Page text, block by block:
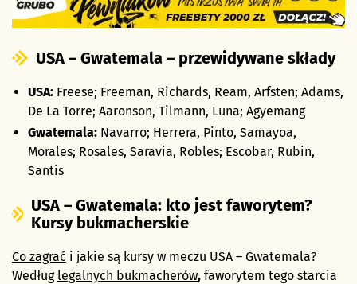
USA – Gwatemala – przewidywane składy
USA: Freese; Freeman, Richards, Ream, Arfsten; Adams,
De La Torre; Aaronson, Tilmann, Luna; Agyemang
Gwatemala: Navarro; Herrera, Pinto, Samayoa,
Morales; Rosales, Saravia, Robles; Escobar, Rubin,
Santis
USA – Gwatemala: kto jest faworytem?
Kursy bukmacherskie
Co zagrać i jakie są kursy w meczu USA – Gwatemala?
Według legalnych bukmacherów, faworytem tego starcia